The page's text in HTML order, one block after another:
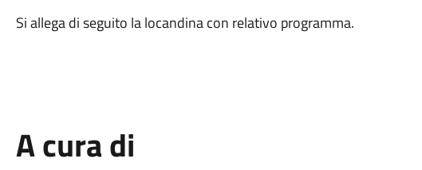
Si allega di seguito la locandina con relativo programma.
A cura di